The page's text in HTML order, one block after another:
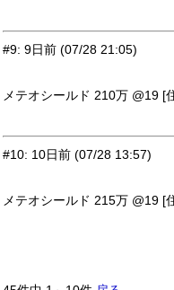
#9: 9日前 (07/28 21:05)
メテオシールド 210万 @19 [
#10: 10日前 (07/28 13:57)
メテオシールド 215万 @19 [